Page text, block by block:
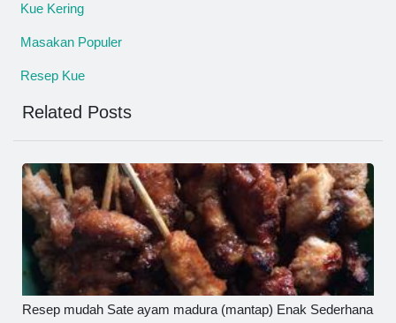
Kue Kering
Masakan Populer
Resep Kue
Related Posts
Resep mudah Sate ayam madura (mantap) Enak Sederhana